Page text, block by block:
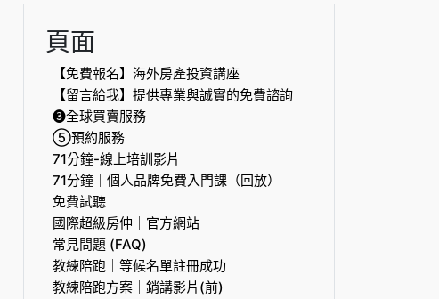
頁面
【免費報名】海外房產投資講座
【留言給我】提供專業與誠實的免費諮詢
❸全球買賣服務
⑤預約服務
71分鐘-線上培訓影片
71分鐘｜個人品牌免費入門課（回放）
免費試聽
國際超級房仲｜官方網站
常見問題 (FAQ)
教練陪跑｜等候名單註冊成功
教練陪跑方案｜銷講影片(前)